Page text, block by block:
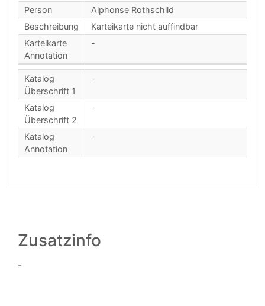
Person
Alphonse Rothschild
Beschreibung
Karteikarte nicht auffindbar
Karteikarte
Annotation
-
Katalog
Überschrift 1
-
Katalog
Überschrift 2
-
Katalog
Annotation
-
Zusatzinfo
-